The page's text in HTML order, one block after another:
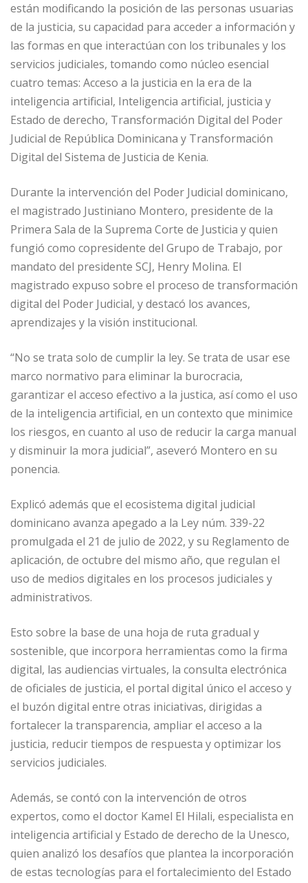
están modificando la posición de las personas usuarias
de la justicia, su capacidad para acceder a información y
las formas en que interactúan con los tribunales y los
servicios judiciales, tomando como núcleo esencial
cuatro temas: Acceso a la justicia en la era de la
inteligencia artificial, Inteligencia artificial, justicia y
Estado de derecho, Transformación Digital del Poder
Judicial de República Dominicana y Transformación
Digital del Sistema de Justicia de Kenia.
Durante la intervención del Poder Judicial dominicano,
el magistrado Justiniano Montero, presidente de la
Primera Sala de la Suprema Corte de Justicia y quien
fungió como copresidente del Grupo de Trabajo, por
mandato del presidente SCJ, Henry Molina. El
magistrado expuso sobre el proceso de transformación
digital del Poder Judicial, y destacó los avances,
aprendizajes y la visión institucional.
“No se trata solo de cumplir la ley. Se trata de usar ese
marco normativo para eliminar la burocracia,
garantizar el acceso efectivo a la justica, así como el uso
de la inteligencia artificial, en un contexto que minimice
los riesgos, en cuanto al uso de reducir la carga manual
y disminuir la mora judicial”, aseveró Montero en su
ponencia.
Explicó además que el ecosistema digital judicial
dominicano avanza apegado a la Ley núm. 339-22
promulgada el 21 de julio de 2022, y su Reglamento de
aplicación, de octubre del mismo año, que regulan el
uso de medios digitales en los procesos judiciales y
administrativos.
Esto sobre la base de una hoja de ruta gradual y
sostenible, que incorpora herramientas como la firma
digital, las audiencias virtuales, la consulta electrónica
de oficiales de justicia, el portal digital único el acceso y
el buzón digital entre otras iniciativas, dirigidas a
fortalecer la transparencia, ampliar el acceso a la
justicia, reducir tiempos de respuesta y optimizar los
servicios judiciales.
Además, se contó con la intervención de otros
expertos, como el doctor Kamel El Hilali, especialista en
inteligencia artificial y Estado de derecho de la Unesco,
quien analizó los desafíos que plantea la incorporación
de estas tecnologías para el fortalecimiento del Estado